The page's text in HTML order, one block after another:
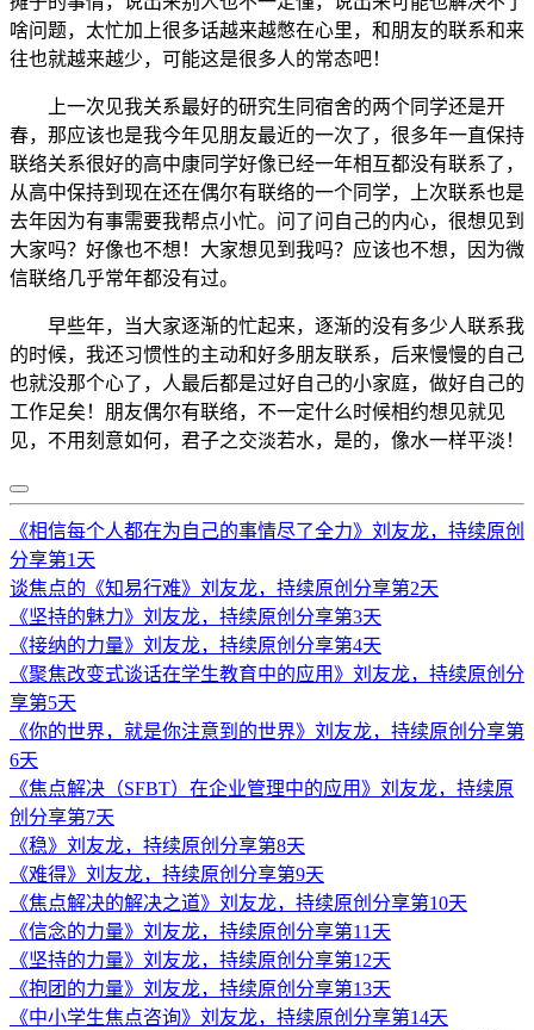
啥问题，太忙加上很多话越来越憋在心里，和朋友的联系和来
往也就越来越少，可能这是很多人的常态吧！
上一次见我关系最好的研究生同宿舍的两个同学还是开
春，那应该也是我今年见朋友最近的一次了，很多年一直保持
联络关系很好的高中康同学好像已经一年相互都没有联系了，
从高中保持到现在还在偶尔有联络的一个同学，上次联系也是
去年因为有事需要我帮点小忙。问了问自己的内心，很想见到
大家吗？好像也不想！大家想见到我吗？应该也不想，因为微
信联络几乎常年都没有过。
早些年，当大家逐渐的忙起来，逐渐的没有多少人联系我
的时候，我还习惯性的主动和好多朋友联系，后来慢慢的自己
也就没那个心了，人最后都是过好自己的小家庭，做好自己的
工作足矣！朋友偶尔有联络，不一定什么时候相约想见就见
见，不用刻意如何，君子之交淡若水，是的，像水一样平淡！
《相信每个人都在为自己的事情尽了全力》刘友龙，持续原创
分享第1天
谈焦点的《知易行难》刘友龙，持续原创分享第2天
《坚持的魅力》刘友龙，持续原创分享第3天
《接纳的力量》刘友龙，持续原创分享第4天
《聚焦改变式谈话在学生教育中的应用》刘友龙，持续原创分
享第5天
《你的世界，就是你注意到的世界》刘友龙，持续原创分享第
6天
《焦点解决（SFBT）在企业管理中的应用》刘友龙，持续原
创分享第7天
《稳》刘友龙，持续原创分享第8天
《难得》刘友龙，持续原创分享第9天
《焦点解决的解决之道》刘友龙，持续原创分享第10天
《信念的力量》刘友龙，持续原创分享第11天
《坚持的力量》刘友龙，持续原创分享第12天
《抱团的力量》刘友龙，持续原创分享第13天
《中小学生焦点咨询》刘友龙，持续原创分享第14天